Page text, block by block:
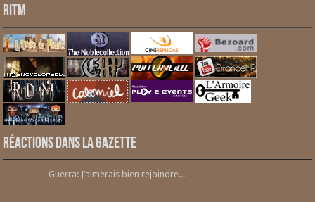
RITM
Réactions dans la gazette
Guerra: J’aimerais bien rejoindre...